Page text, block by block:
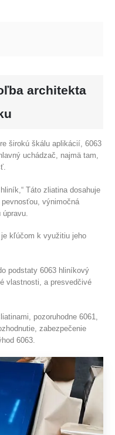
architekta
širokú škálu aplikácií, 6063
uchádzač, najmä tam,
Táto zliatina dosahuje
pevnosťou, výnimočná
kľúčom k využitiu jeho
podstaty 6063 hliníkový
vlastnosti, a presvedčivé
pozoruhodne 6061,
zabezpečenie
6063.